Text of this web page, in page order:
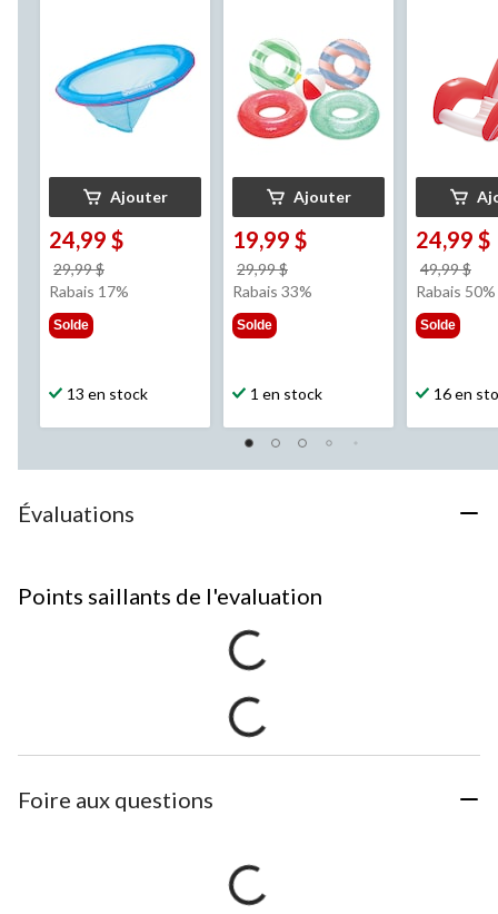
Ajouter
24,99 $
29,99 $
était
Rabais 17%
Solde
13 en stock
Ajouter
19,99 $
29,99 $
était
Rabais 33%
Solde
1 en stock
24,99 $
49,99 $
Rabais 50%
Solde
16 en
Évaluations
Points saillants de l'evaluation
Foire aux questions